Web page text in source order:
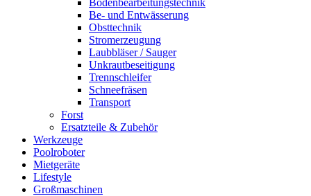
Be- und Entwässerung
Obsttechnik
Stromerzeugung
Laubbläser / Sauger
Unkrautbeseitigung
Trennschleifer
Schneefräsen
Transport
Forst
Ersatzteile & Zubehör
Werkzeuge
Poolroboter
Mietgeräte
Lifestyle
Großmaschinen